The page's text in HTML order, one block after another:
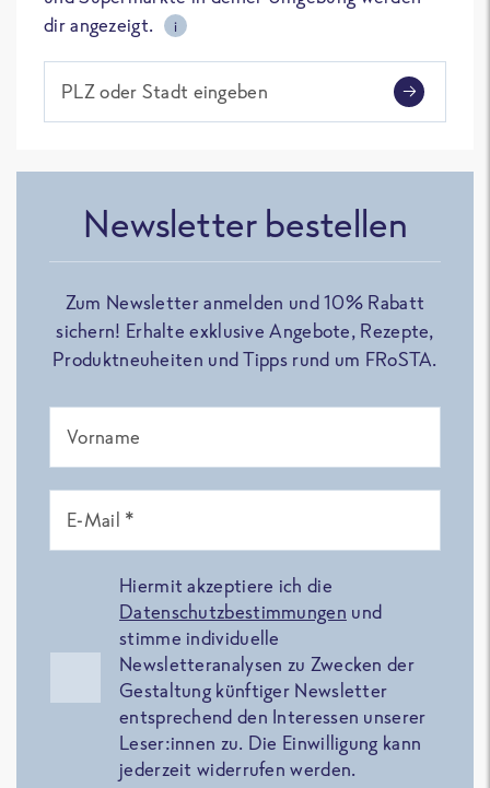
dir angezeigt.
i
PLZ oder Stadt eingeben
Newsletter bestellen
Zum Newsletter anmelden und 10% Rabatt
sichern! Erhalte exklusive Angebote, Rezepte,
Produktneuheiten und Tipps rund um FRoSTA.
Vorname
E-Mail *
Hiermit akzeptiere ich die
Datenschutzbestimmungen und
stimme individuelle
Newsletteranalysen zu Zwecken der
Gestaltung künftiger Newsletter
entsprechend den Interessen unserer
Leser:innen zu. Die Einwilligung kann
jederzeit widerrufen werden.